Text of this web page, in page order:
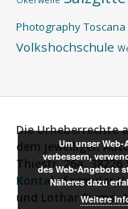
Photography Toscana
Volkshochschule
Die Urheberrechte
dem jeweiligen
Thiestr. 26a,
Kontaktformular
und Lothar Siems,
Um unser
verbessern,
des Web-Angebots
Näheres dazu
Weitere